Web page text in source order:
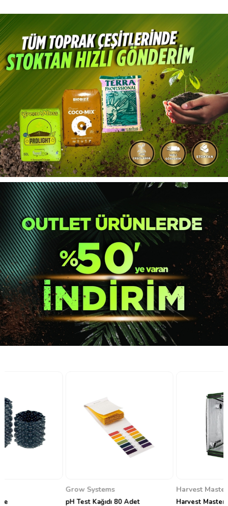
pH Test Kağıdı 80 Adet Harvest Master Bitki Yetiştirme